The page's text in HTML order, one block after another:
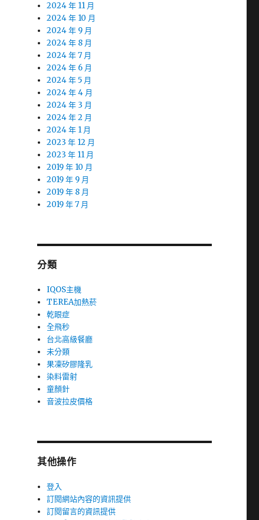
2024 年 11 月
2024 年 10 月
2024 年 9 月
2024 年 8 月
2024 年 7 月
2024 年 6 月
2024 年 5 月
2024 年 4 月
2024 年 3 月
2024 年 2 月
2024 年 1 月
2023 年 12 月
2023 年 11 月
2019 年 10 月
2019 年 9 月
2019 年 8 月
2019 年 7 月
分類
IQOS主機
TEREA加熱菸
乾眼症
全飛秒
台北高級餐廳
未分類
果凍矽膠隆乳
染料雷射
童顏針
音波拉皮價格
其他操作
登入
訂閱網站內容的資訊提供
訂閱留言的資訊提供